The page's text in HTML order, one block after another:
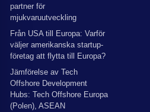
partner för
mjukvaruutveckling
Från USA till Europa: Varför
väljer amerikanska startup-
företag att flytta till Europa?
Jämförelse av Tech
Offshore Development
Hubs: Tech Offshore Europa
(Polen), ASEAN